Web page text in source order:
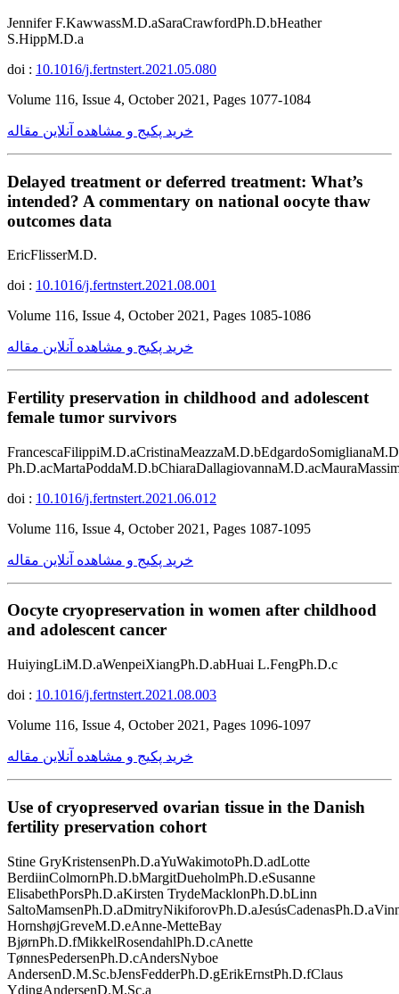
Jennifer F.KawwassM.D.aSaraCrawfordPh.D.bHeather
S.HippM.D.a
doi : 10.1016/j.fertnstert.2021.05.080
Volume 116, Issue 4, October 2021, Pages 1077-1084
خرید پکیج و مشاهده آنلاین مقاله
Delayed treatment or deferred treatment: What’s
intended? A commentary on national oocyte thaw
outcomes data
EricFlisserM.D.
doi : 10.1016/j.fertnstert.2021.08.001
Volume 116, Issue 4, October 2021, Pages 1085-1086
خرید پکیج و مشاهده آنلاین مقاله
Fertility preservation in childhood and adolescent
female tumor survivors
doi : 10.1016/j.fertnstert.2021.06.012
Volume 116, Issue 4, October 2021, Pages 1087-1095
خرید پکیج و مشاهده آنلاین مقاله
Oocyte cryopreservation in women after childhood
and adolescent cancer
HuiyingLiM.D.aWenpeiXiangPh.D.abHuai L.FengPh.D.c
doi : 10.1016/j.fertnstert.2021.08.003
Volume 116, Issue 4, October 2021, Pages 1096-1097
خرید پکیج و مشاهده آنلاین مقاله
Use of cryopreserved ovarian tissue in the Danish
fertility preservation cohort
Stine GryKristensenPh.D.aYuWakimotoPh.D.adLotte
BerdiinColmornPh.D.bMargitDueholmPh.D.eSusanne
ElisabethPorsPh.D.aKirsten TrydeMacklonPh.D.bLinn
HornshøjGreveM.D.eAnne-MetteBay
BjørnPh.D.fMikkelRosendahlPh.D.cAnette
TønnesPedersenPh.D.cAndersNyboe
AndersenD.M.Sc.bJensFedderPh.D.gErikErnstPh.D.fClaus
YdingAndersenD.M.Sc.a